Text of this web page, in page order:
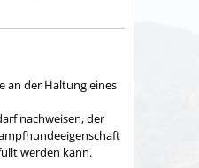
an der Haltung eines
nachweisen, der
werden kann.